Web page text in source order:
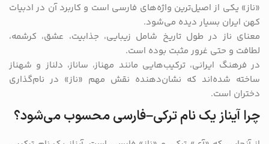
«ناز» یکی از اصیل‌ترین واژه‌های فارسی است و کاربرد آن در ادبیات
کهن ایران بسیار دیده می‌شود.
معنای ناز در طول تاریخ شامل زیبایی، جذابیت، عشق، کرشمه،
لطافت و حتی غرور مثبت بوده است.
در فرهنگ ایرانی، ترکیب‌هایی مانند مهناز، ساناز، دلناز و شهناز
ساخته شده‌اند که نشان‌دهنده نقش مهم «ناز» در نام‌گذاری
دختران است.
چرا آیناز یک نام ترکی–فارسی محسوب می‌شود؟